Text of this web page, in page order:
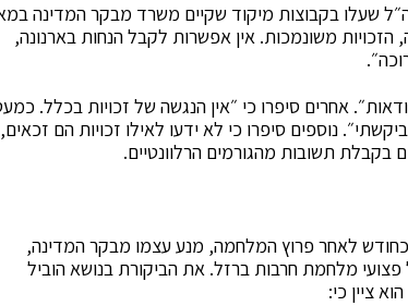
שעלו בקבוצות מיקוד שקיים משרד מבקר המדינה
ועדה, הזכויות משונמכות. אין אפשרות לקבל הנחות בארנונה,
אחרים סיפרו כי ״אין הנגשה של זכויות בכלל.
נוספים סיפרו כי לא ידעו לאילו זכויות הם זכאים,
בקבלת תשובות מהגורמים הרלוונטיים.
לאחר פרוץ המלחמה, מנע עצמו מבקר המדינה,
מלחמת חרבות ברזל. את הביקורת בנושא הוביל
ציין כי: